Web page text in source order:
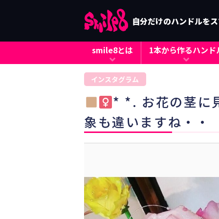
自分だけのハンドルを
smile8とは 1本から作るハンド
インスタグラム
* *. お花の茎に
象も違いますね・・